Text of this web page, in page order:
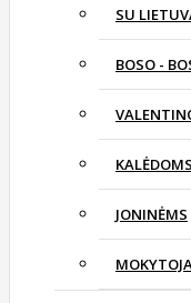
SU
BOSO -
KALĖDOMS
JONINĖMS